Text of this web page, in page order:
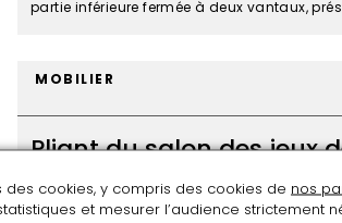
partie inférieure fermée à deux vantaux,
Elles sont une réminiscence de l’art rocaille.
dorés appartiennent totalement au
en 1774 pour le logement dévolu au frère
XVI à Compiègne. Le comte d’Artois (1757-
en
"aux
enfants
du
MOBILIER
Pliant du salon des jeux
1787
des cookies, y compris des cookies de nos
et mesurer l’audience strictement